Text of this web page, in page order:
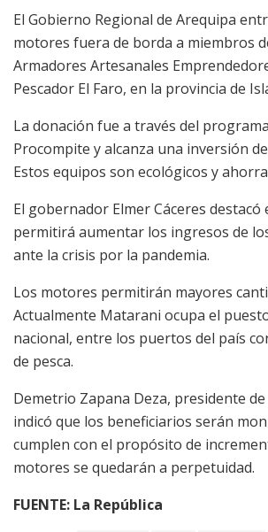
El Gobierno Regional de Arequipa
motores fuera de borda a miembros
Armadores Artesanales
Pescador El Faro, en la provincia de
La donación fue a través del
Procompite y alcanza una inversión
Estos equipos son ecológicos y
El gobernador Elmer Cáceres destacó
permitirá aumentar los ingresos de
ante la crisis por la pandemia.
Los motores permitirán mayores
Actualmente Matarani ocupa el
nacional, entre los puertos del país
de pesca.
Demetrio Zapana Deza, presidente
indicó que los beneficiarios serán
cumplen con el propósito de
motores se quedarán a perpetuidad.
FUENTE: La República